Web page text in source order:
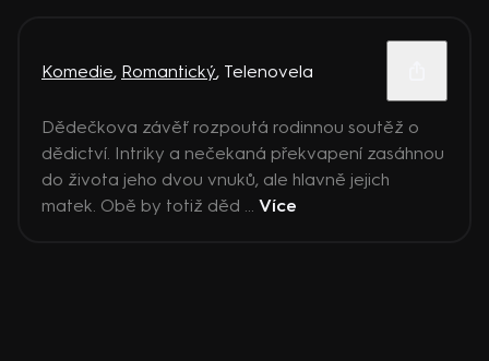
Komedie, Romantický, Telenovela
Dědečkova závěť rozpoutá rodinnou soutěž o
dědictví. Intriky a nečekaná překvapení zasáhnou
do života jeho dvou vnuků, ale hlavně jejich
matek. Obě by totiž děd ... Více